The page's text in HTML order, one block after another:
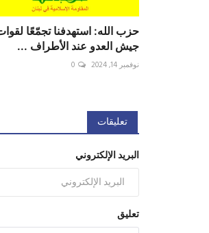
حزب الله: استهدفنا تجمّعًا
جيش العدو عند الأطراف ...
نوفمبر 14, 2024 0
تعليقات
البريد الإلكتروني
تعليق